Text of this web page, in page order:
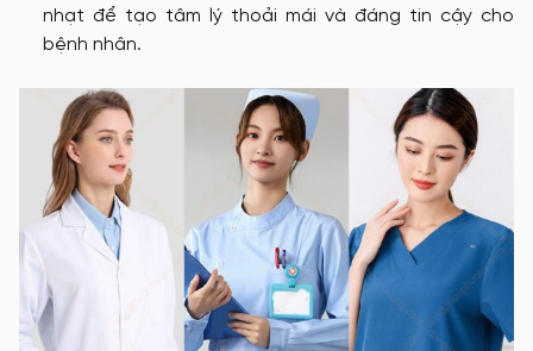
nhạt để tạo tâm lý thoải mái và đáng tin cậy cho
bệnh nhân.